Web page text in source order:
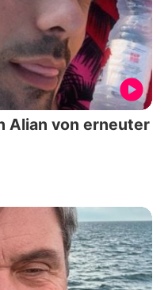
Alian von erneuter